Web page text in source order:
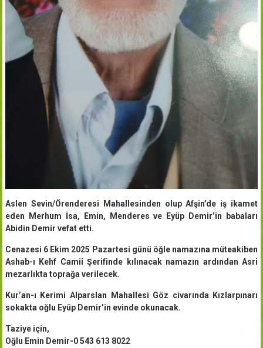
Aslen Sevin/Örenderesi Mahallesinden olup Afşin’de iş ikamet
eden Merhum İsa, Emin, Menderes ve Eyüp Demir’in babaları
Abidin Demir vefat etti.
Cenazesi 6 Ekim 2025 Pazartesi günü öğle namazına müteakiben
Ashab-ı Kehf Camii Şerifinde kılınacak namazın ardından Asri
mezarlıkta toprağa verilecek.
Kur’an-ı Kerimi Alparslan Mahallesi Göz civarında Kızlarpınarı
sokakta oğlu Eyüp Demir’in evinde okunacak.
Taziye için,
Oğlu Emin Demir-0 543 613 8022